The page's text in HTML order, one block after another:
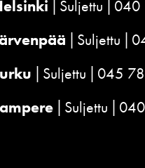
Suljettu 040
Suljettu
Suljettu 045
Suljettu